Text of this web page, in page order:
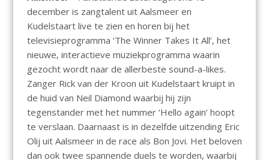
e
b
o
o
k
at
s
A
p
p
ai
l
december is zangtalent uit Aalsmeer en
Kudelstaart live te zien en horen bij het
televisieprogramma ‘The Winner Takes It All’, het
nieuwe, interactieve muziekprogramma waarin
gezocht wordt naar de allerbeste sound-a-likes.
Zanger Rick van der Kroon uit Kudelstaart kruipt in
de huid van Neil Diamond waarbij hij zijn
tegenstander met het nummer ‘Hello again’ hoopt
te verslaan. Daarnaast is in dezelfde uitzending Eric
Olij uit Aalsmeer in de race als Bon Jovi. Het beloven
dan ook twee spannende duels te worden, waarbij